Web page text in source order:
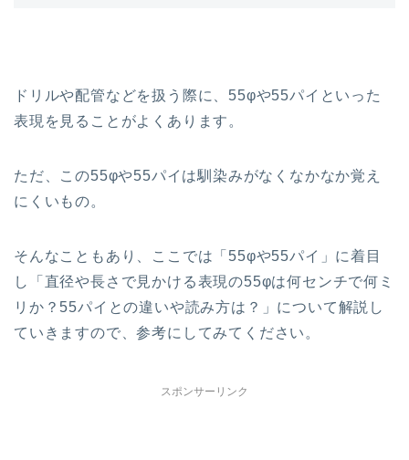
ドリルや配管などを扱う際に、55φや55パイといった
表現を見ることがよくあります。
ただ、この55φや55パイは馴染みがなくなかなか覚え
にくいもの。
そんなこともあり、ここでは「55φや55パイ」に着目
し「直径や長さで見かける表現の55φは何センチで何ミ
リか？55パイとの違いや読み方は？」について解説し
ていきますので、参考にしてみてください。
スポンサーリンク